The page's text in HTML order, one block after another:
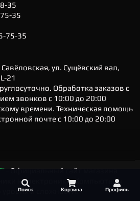
Поиск Корзина Профиль
35
35
75-35
ул. Сущёвский вал,
21
Обработка заказов с
звонков с 10:00 до 20:00
времени. Техническая помощь
почте с 10:00 до 20:00
- Официальный сайт магазина
и электроники. Компьютеры
и сложности.